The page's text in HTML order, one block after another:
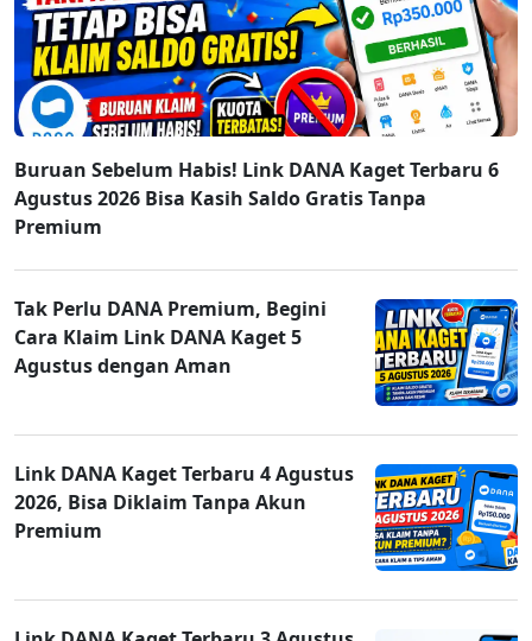
Buruan Sebelum Habis! Link DANA Kaget Terbaru 6
Agustus 2026 Bisa Kasih Saldo Gratis Tanpa
Premium
Tak Perlu DANA Premium, Begini
Cara Klaim Link DANA Kaget 5
Agustus dengan Aman
Link DANA Kaget Terbaru 4 Agustus
2026, Bisa Diklaim Tanpa Akun
Premium